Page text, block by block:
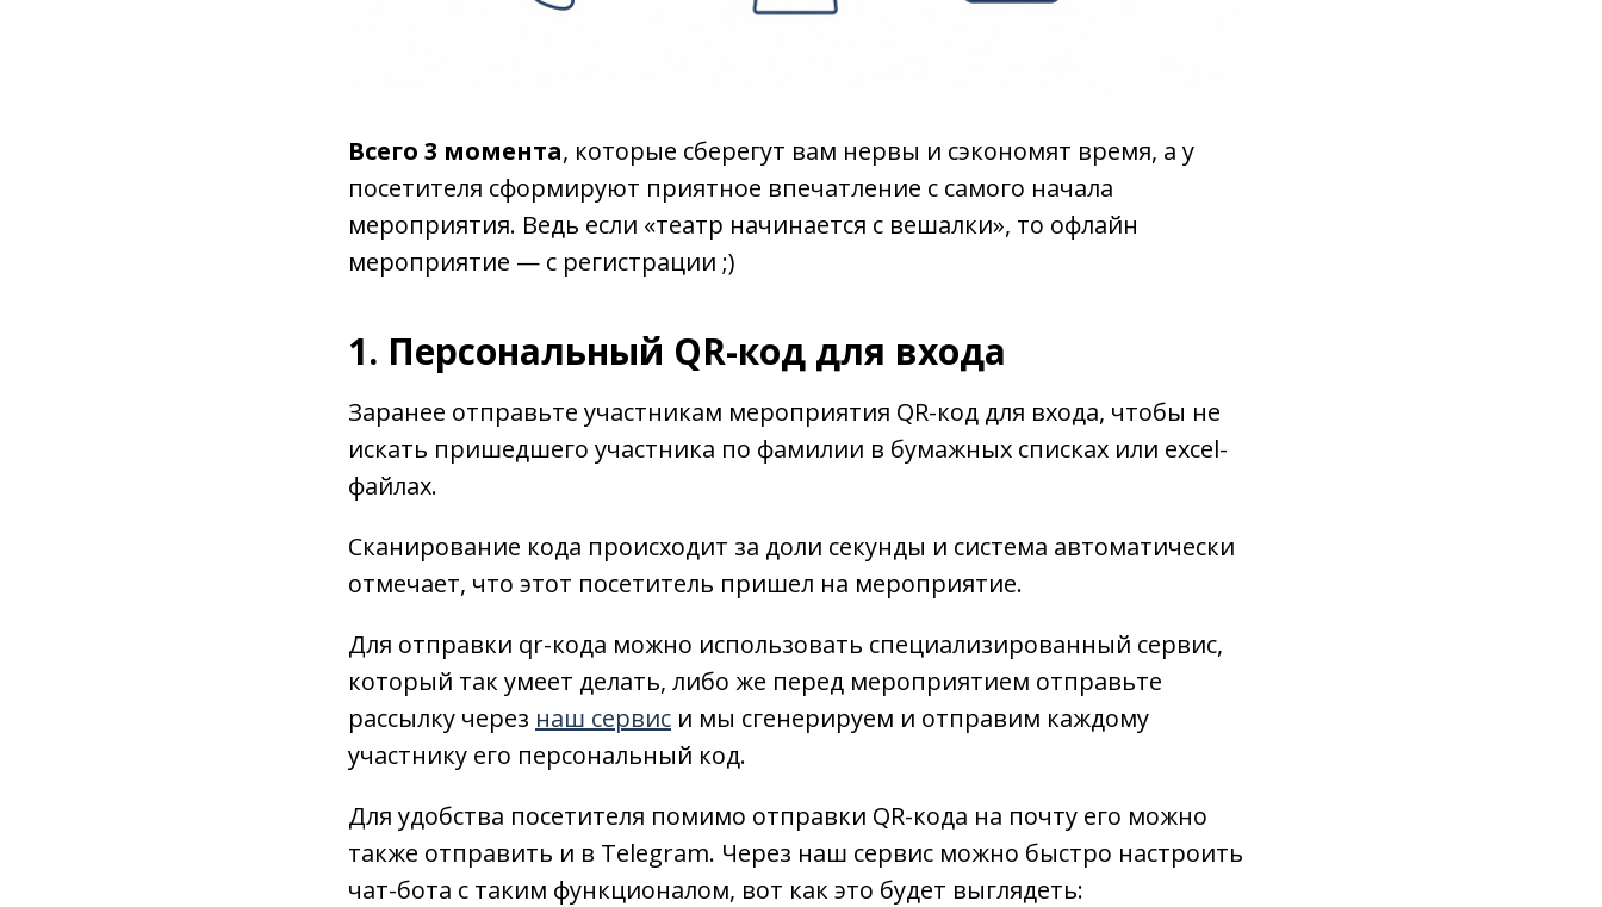
Всего 3 момента, которые сберегут вам нервы и сэкономят время, а у
посетителя сформируют приятное впечатление с самого начала
мероприятия. Ведь если «театр начинается с вешалки», то офлайн
мероприятие — с регистрации ;)
1. Персональный QR-код для входа
Заранее отправьте участникам мероприятия QR-код для входа, чтобы не
искать пришедшего участника по фамилии в бумажных списках или excel-
файлах.
Сканирование кода происходит за доли секунды и система автоматически
отмечает, что этот посетитель пришел на мероприятие.
Для отправки qr-кода можно использовать специализированный сервис,
который так умеет делать, либо же перед мероприятием отправьте
рассылку через наш сервис и мы сгенерируем и отправим каждому
участнику его персональный код.
Для удобства посетителя помимо отправки QR-кода на почту его можно
также отправить и в Telegram. Через наш сервис можно быстро настроить
чат-бота с таким функционалом, вот как это будет выглядеть: